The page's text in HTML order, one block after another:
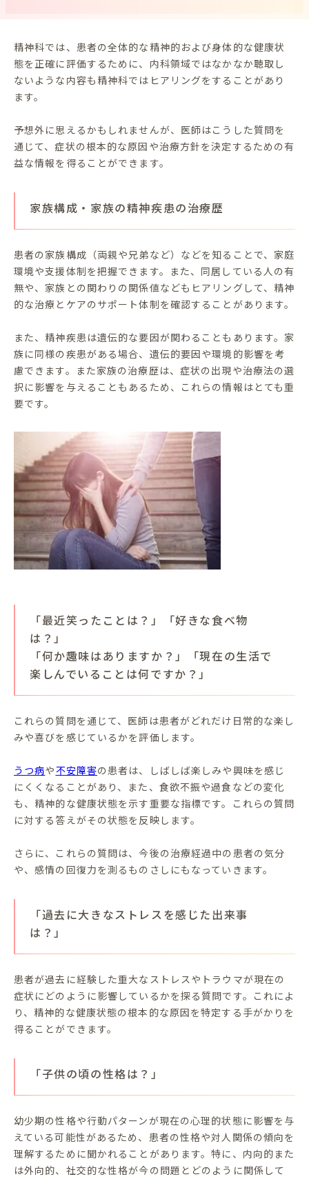
精神科では、患者の全体的な精神的および身体的な健康状
態を正確に評価するために、内科領域ではなかなか聴取し
ないような内容も精神科ではヒアリングをすることがあり
ます。
予想外に思えるかもしれませんが、医師はこうした質問を
通じて、症状の根本的な原因や治療方針を決定するための有
益な情報を得ることができます。
家族構成・家族の精神疾患の治療歴
患者の家族構成（両親や兄弟など）などを知ることで、家庭
環境や支援体制を把握できます。また、同居している人の有
無や、家族との関わりの関係値などもヒアリングして、精神
的な治療とケアのサポート体制を確認することがあります。
また、精神疾患は遺伝的な要因が関わることもあります。家
族に同様の疾患がある場合、遺伝的要因や環境的影響を考
慮できます。また家族の治療歴は、症状の出現や治療法の選
択に影響を与えることもあるため、これらの情報はとても重
要です。
「最近笑ったことは？」「好きな食べ物
は？」
「何か趣味はありますか？」「現在の生活で
楽しんでいることは何ですか？」
これらの質問を通じて、医師は患者がどれだけ日常的な楽し
みや喜びを感じているかを評価します。
うつ病や不安障害の患者は、しばしば楽しみや興味を感じ
にくくなることがあり、また、食欲不振や過食などの変化
も、精神的な健康状態を示す重要な指標です。これらの質問
に対する答えがその状態を反映します。
さらに、これらの質問は、今後の治療経過中の患者の気分
や、感情の回復力を測るものさしにもなっていきます。
「過去に大きなストレスを感じた出来事
は？」
患者が過去に経験した重大なストレスやトラウマが現在の
症状にどのように影響しているかを探る質問です。これによ
り、精神的な健康状態の根本的な原因を特定する手がかりを
得ることができます。
「子供の頃の性格は？」
幼少期の性格や行動パターンが現在の心理的状態に影響を与
えている可能性があるため、患者の性格や対人関係の傾向を
理解するために聞かれることがあります。特に、内向的また
は外向的、社交的な性格が今の問題とどのように関係して